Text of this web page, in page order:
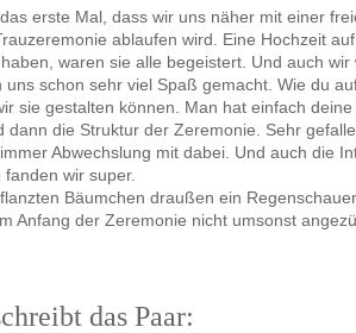
erste Mal, dass wir uns näher mit einer
ablaufen wird. Eine Hochzeit
waren sie alle begeistert. Und auch
schon sehr viel Spaß gemacht. Wie du
sie gestalten können. Man hat einfach
die Struktur der Zeremonie. Sehr
Abwechslung mit dabei. Und auch die
wir super.
Bäumchen draußen ein
Anfang der Zeremonie nicht umsonst
das Paar: